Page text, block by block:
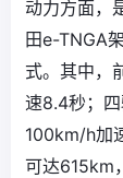
动力方面，
田e-TNGA
式。其中，
速8.4秒；
100km/h加
可达615km